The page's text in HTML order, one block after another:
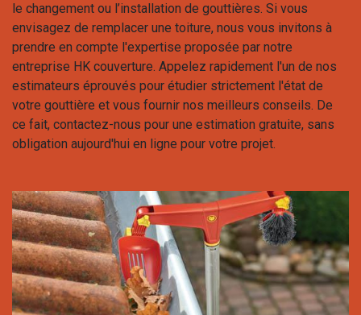
le changement ou l’installation de gouttières. Si vous
envisagez de remplacer une toiture, nous vous invitons à
prendre en compte l'expertise proposée par notre
entreprise HK couverture. Appelez rapidement l'un de nos
estimateurs éprouvés pour étudier strictement l'état de
votre gouttière et vous fournir nos meilleurs conseils. De
ce fait, contactez-nous pour une estimation gratuite, sans
obligation aujourd'hui en ligne pour votre projet.